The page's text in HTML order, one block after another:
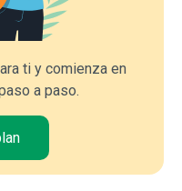
ti y comienza en
a paso.